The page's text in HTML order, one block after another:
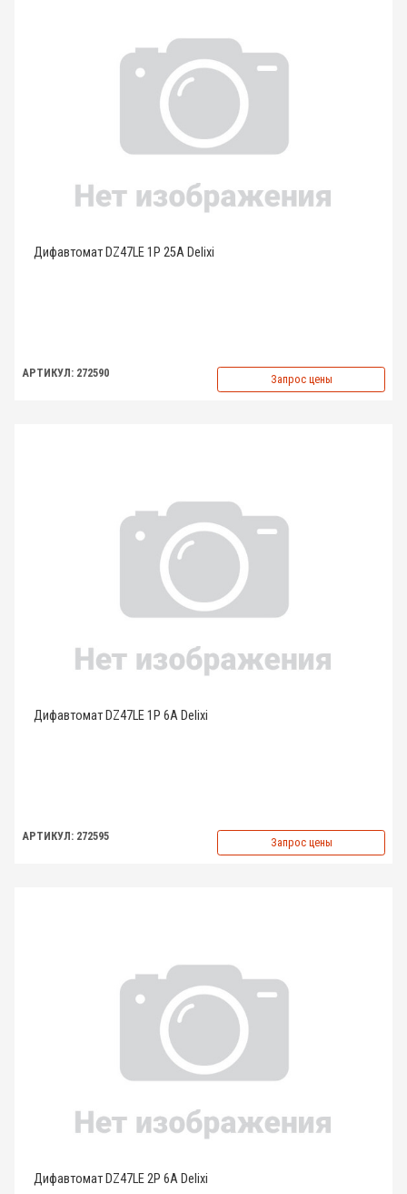
Дифавтомат DZ47LE 1P 25A Delixi
АРТИКУЛ: 272590 Запрос цены
Дифавтомат DZ47LE 1P 6A Delixi
АРТИКУЛ: 272595 Запрос цены
Дифавтомат DZ47LE 2P 6A Delixi